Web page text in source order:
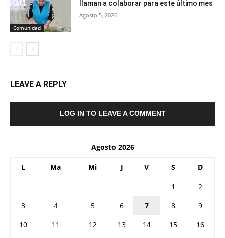
Comunidad
llaman a colaborar para este último mes
Agosto 5, 2026
LEAVE A REPLY
LOG IN TO LEAVE A COMMENT
Agosto 2026
L Ma Mi J V S D
1
2
3
4 5 6 7 8
9
10
11 12 13 14 15
16